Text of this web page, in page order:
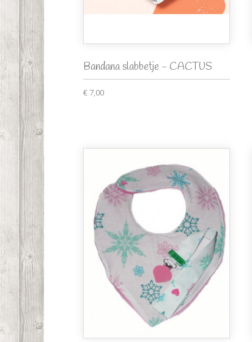
Bandana slabbetje - CACTUS
€ 7,00